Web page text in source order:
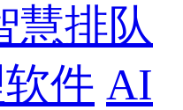
慧排队
件 AI